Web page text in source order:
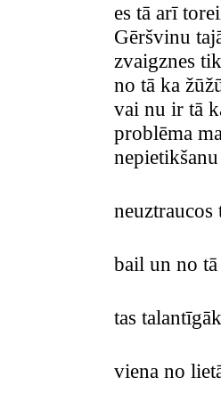
es tā arī
Gēršvinu
zvaigznes
no tā ka
vai nu ir tā
problēma
nepietikšanu
bail un no tā
tas
viena no